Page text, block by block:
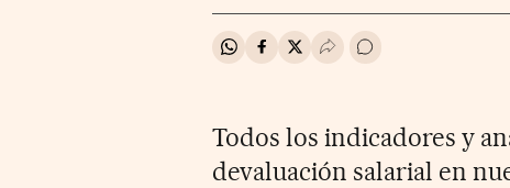
Compartir en Whatsapp
Compartir en Facebook
Compartir en Twitter
Desplegar Redes
Ir a los comentarios
Todos los indicadores y
devaluación salarial en